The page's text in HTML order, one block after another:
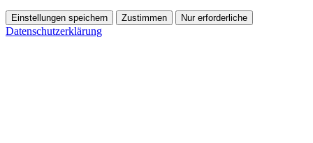
Einstellungen speichern Zustimmen Nur erforderliche
Datenschutzerklärung